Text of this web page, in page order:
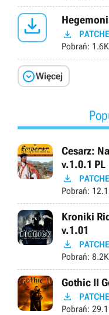
 
Pobrań: 1.6K
Więcej
Cesarz:
v.1.0.1 PL

Pobrań:
Kroniki
v.1.01

Pobrań: 8.2K
Gothic II

Pobrań: